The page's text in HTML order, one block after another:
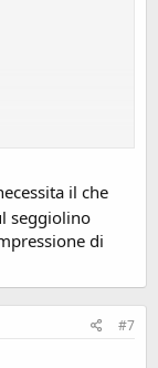
il che
seggiolino
di
#7